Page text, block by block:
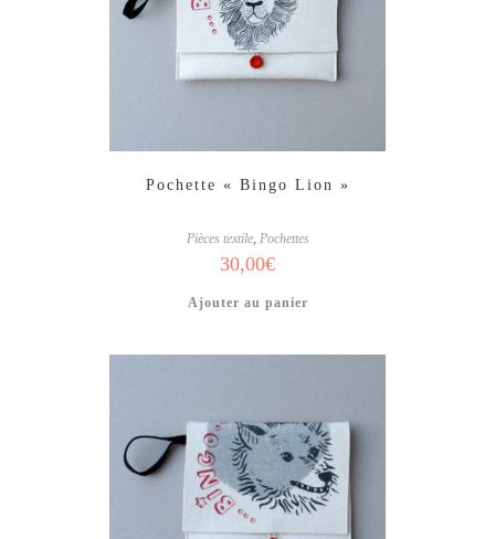
Pochette « Bingo Lion »
Pièces textile, Pochettes
30,00€
Ajouter au panier